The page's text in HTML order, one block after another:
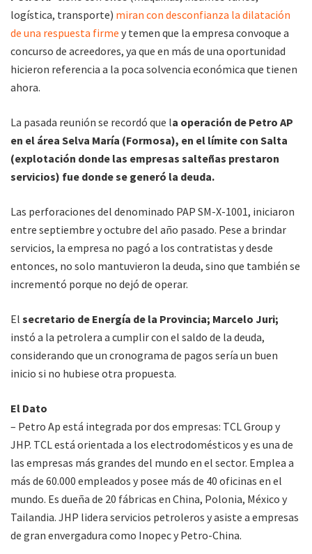
logística, transporte) miran con desconfianza la dilatación
de una respuesta firme y temen que la empresa convoque a
concurso de acreedores, ya que en más de una oportunidad
hicieron referencia a la poca solvencia económica que tienen
ahora.
La pasada reunión se recordó que la operación de Petro AP
en el área Selva María (Formosa), en el límite con Salta
(explotación donde las empresas salteñas prestaron
servicios) fue donde se generó la deuda.
Las perforaciones del denominado PAP SM-X-1001, iniciaron
entre septiembre y octubre del año pasado. Pese a brindar
servicios, la empresa no pagó a los contratistas y desde
entonces, no solo mantuvieron la deuda, sino que también se
incrementó porque no dejó de operar.
El secretario de Energía de la Provincia; Marcelo Juri;
instó a la petrolera a cumplir con el saldo de la deuda,
considerando que un cronograma de pagos sería un buen
inicio si no hubiese otra propuesta.
El Dato
– Petro Ap está integrada por dos empresas: TCL Group y
JHP. TCL está orientada a los electrodomésticos y es una de
las empresas más grandes del mundo en el sector. Emplea a
más de 60.000 empleados y posee más de 40 oficinas en el
mundo. Es dueña de 20 fábricas en China, Polonia, México y
Tailandia. JHP lidera servicios petroleros y asiste a empresas
de gran envergadura como Inopec y Petro-China.